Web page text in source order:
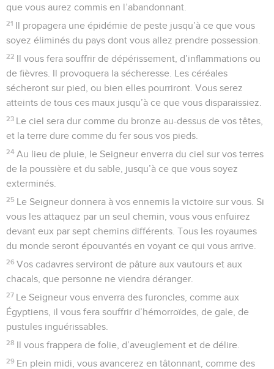
que vous aurez commis en l’abandonnant.
21 Il propagera une épidémie de peste jusqu’à ce que vous
soyez éliminés du pays dont vous allez prendre possession.
22 Il vous fera souffrir de dépérissement, d’inflammations ou
de fièvres. Il provoquera la sécheresse. Les céréales
sécheront sur pied, ou bien elles pourriront. Vous serez
atteints de tous ces maux jusqu’à ce que vous disparaissiez.
23 Le ciel sera dur comme du bronze au-dessus de vos têtes,
et la terre dure comme du fer sous vos pieds.
24 Au lieu de pluie, le Seigneur enverra du ciel sur vos terres
de la poussière et du sable, jusqu’à ce que vous soyez
exterminés.
25 Le Seigneur donnera à vos ennemis la victoire sur vous. Si
vous les attaquez par un seul chemin, vous vous enfuirez
devant eux par sept chemins différents. Tous les royaumes
du monde seront épouvantés en voyant ce qui vous arrive.
26 Vos cadavres serviront de pâture aux vautours et aux
chacals, que personne ne viendra déranger.
27 Le Seigneur vous enverra des furoncles, comme aux
Égyptiens, il vous fera souffrir d’hémorroïdes, de gale, de
pustules inguérissables.
28 Il vous frappera de folie, d’aveuglement et de délire.
29 En plein midi, vous avancerez en tâtonnant, comme des